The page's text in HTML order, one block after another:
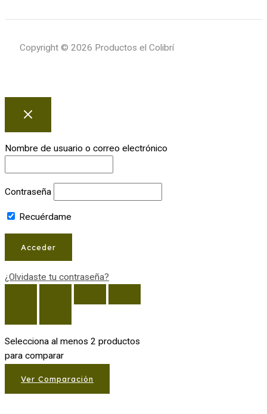
Copyright © 2026 Productos el Colibrí
Nombre de usuario o correo electrónico
Contraseña
Recuérdame
¿Olvidaste tu contraseña?
Selecciona al menos 2 productos
para comparar
Ver Comparación